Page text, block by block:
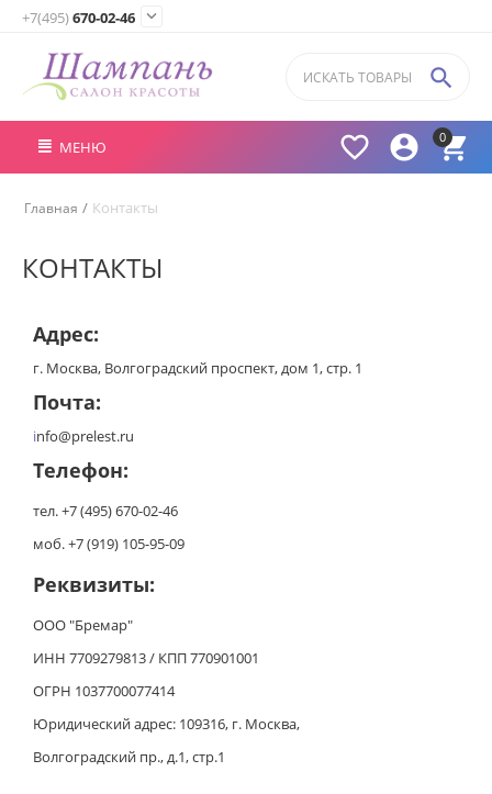
+7(495)670-02-46 
0




МЕНЮ
Главная / Контакты
КОНТАКТЫ
Адрес:
г. Москва, Волгоградский проспект, дом 1, стр. 1
Почта:
info@prelest.ru
Телефон:
тел. +7 (495) 670-02-46
моб. +7 (919) 105-95-09
Реквизиты:
ООО "Бремар"
ИНН 7709279813 / КПП 770901001
ОГРН 1037700077414
Юридический адрес: 109316, г. Москва,
Волгоградский пр., д.1, стр.1